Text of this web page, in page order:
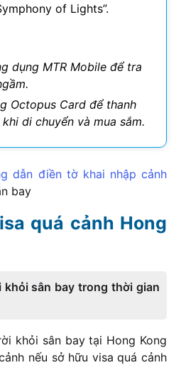
of Lights”.
dụng MTR Mobile để tra
Octopus Card để thanh
di chuyển và mua sắm.
dẫn điền tờ khai nhập cảnh
bay
quá cảnh Hong
khỏi sân bay trong thời gian
khỏi sân bay tại Hong Kong
nếu sở hữu visa quá cảnh